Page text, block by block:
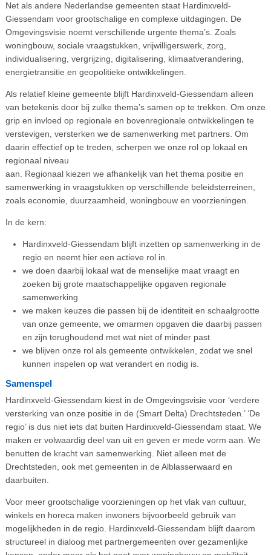
Net als andere Nederlandse gemeenten staat Hardinxveld-
Giessendam voor grootschalige en complexe uitdagingen. De
Omgevingsvisie noemt verschillende urgente thema’s. Zoals
woningbouw, sociale vraagstukken, vrijwilligerswerk, zorg,
individualisering, vergrijzing, digitalisering, klimaatverandering,
energietransitie en geopolitieke ontwikkelingen.
Als relatief kleine gemeente blijft Hardinxveld-Giessendam alleen
van betekenis door bij zulke thema’s samen op te trekken. Om onze
grip en invloed op regionale en bovenregionale ontwikkelingen te
verstevigen, versterken we de samenwerking met partners. Om
daarin effectief op te treden, scherpen we onze rol op lokaal en
regionaal niveau
aan. Regionaal kiezen we afhankelijk van het thema positie en
samenwerking in vraagstukken op verschillende beleidsterreinen,
zoals economie, duurzaamheid, woningbouw en voorzieningen.
In de kern:
Hardinxveld-Giessendam blijft inzetten op samenwerking in de
regio en neemt hier een actieve rol in.
we doen daarbij lokaal wat de menselijke maat vraagt en
zoeken bij grote maatschappelijke opgaven regionale
samenwerking
we maken keuzes die passen bij de identiteit en schaalgrootte
van onze gemeente, we omarmen opgaven die daarbij passen
en zijn terughoudend met wat niet of minder past
we blijven onze rol als gemeente ontwikkelen, zodat we snel
kunnen inspelen op wat verandert en nodig is.
Samenspel
Hardinxveld-Giessendam kiest in de Omgevingsvisie voor ‘verdere
versterking van onze positie in de (Smart Delta) Drechtsteden.’ ‘De
regio’ is dus niet iets dat buiten Hardinxveld-Giessendam staat. We
maken er volwaardig deel van uit en geven er mede vorm aan. We
benutten de kracht van samenwerking. Niet alleen met de
Drechtsteden, ook met gemeenten in de Alblasserwaard en
daarbuiten.
Voor meer grootschalige voorzieningen op het vlak van cultuur,
winkels en horeca maken inwoners bijvoorbeeld gebruik van
mogelijkheden in de regio. Hardinxveld-Giessendam blijft daarom
structureel in dialoog met partnergemeenten over gezamenlijke